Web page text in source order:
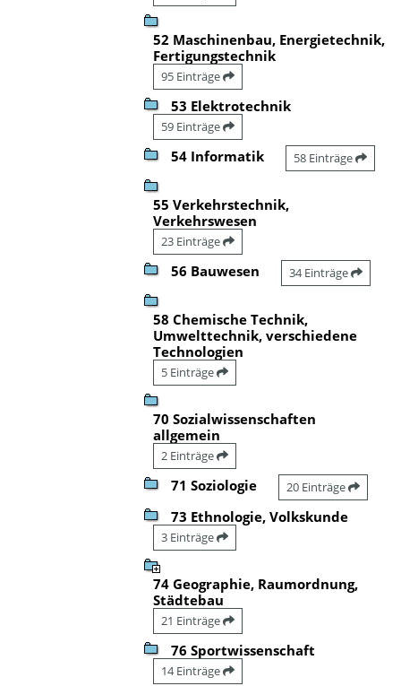
52 Maschinenbau, Energietechnik,
Fertigungstechnik
95 Einträge
53 Elektrotechnik
59 Einträge
54 Informatik 58 Einträge
55 Verkehrstechnik,
Verkehrswesen
23 Einträge
56 Bauwesen 34 Einträge
58 Chemische Technik,
Umwelttechnik, verschiedene
Technologien
5 Einträge
70 Sozialwissenschaften
allgemein
2 Einträge
71 Soziologie 20 Einträge
73 Ethnologie, Volkskunde
3 Einträge
74 Geographie, Raumordnung,
Städtebau
21 Einträge
76 Sportwissenschaft
14 Einträge